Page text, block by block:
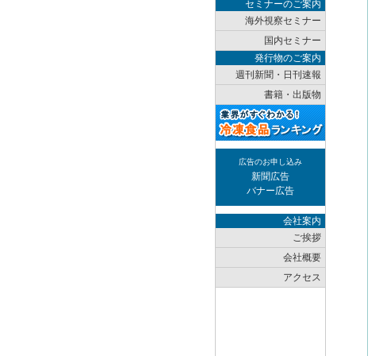
セミナーのご案内
海外視察セミナー
国内セミナー
発行物のご案内
週刊新聞・日刊速報
書籍・出版物
広告のお申し込み
新聞広告
バナー広告
会社案内
ご挨拶
会社概要
アクセス